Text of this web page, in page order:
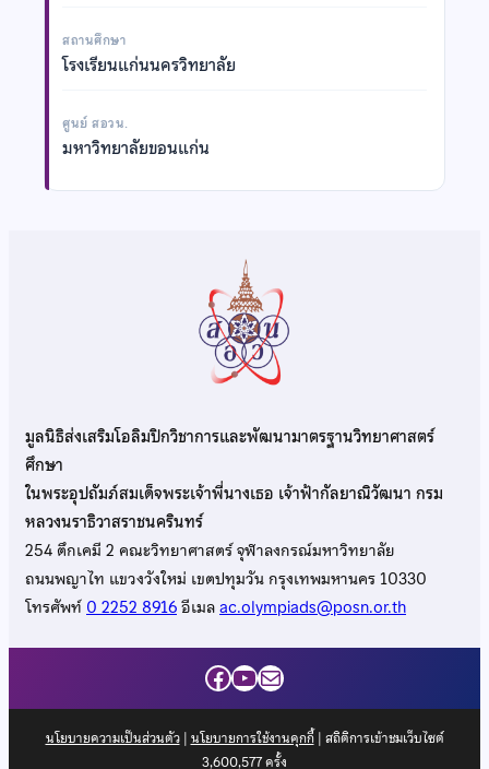
สถานศึกษา
โรงเรียนแก่นนครวิทยาลัย
ศูนย์ สอวน.
มหาวิทยาลัยขอนแก่น
มูลนิธิส่งเสริมโอลิมปิกวิชาการและพัฒนามาตรฐานวิทยาศาสตร์
ศึกษา
ในพระอุปถัมภ์สมเด็จพระเจ้าพี่นางเธอ เจ้าฟ้ากัลยาณิวัฒนา กรม
หลวงนราธิวาสราชนครินทร์
254 ตึกเคมี 2 คณะวิทยาศาสตร์ จุฬาลงกรณ์มหาวิทยาลัย
ถนนพญาไท แขวงวังใหม่ เขตปทุมวัน กรุงเทพมหานคร 10330
โทรศัพท์0 2252 8916อีเมลac.olympiads@posn.or.th
Facebook
YouTube
Mail
นโยบายความเป็นส่วนตัว| นโยบายการใช้งานคุกกี้| สถิติการเข้าชมเว็บไซต์
3,600,577ครั้ง